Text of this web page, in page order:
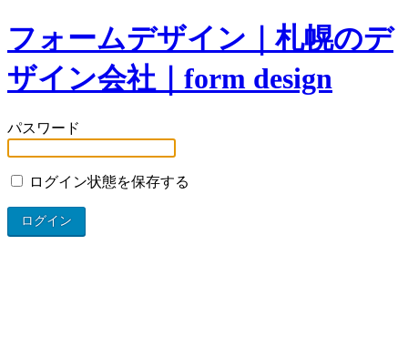
フォームデザイン｜札幌のデ
ザイン会社｜form design
パスワード
ログイン状態を保存する